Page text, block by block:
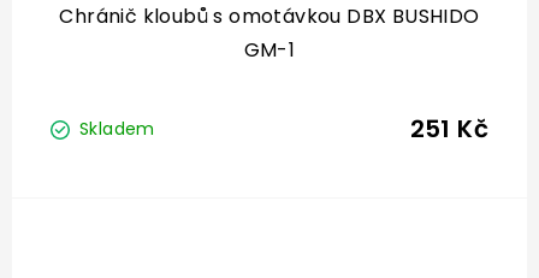
Chránič kloubů s omotávkou DBX BUSHIDO
GM-1
Skladem 251 Kč